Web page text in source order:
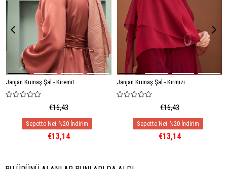
Janjan Kumaş Şal - Kiremit
€16,43
€13,14
Janjan Kumaş Şal - Kırmızı
€16,43
€13,14